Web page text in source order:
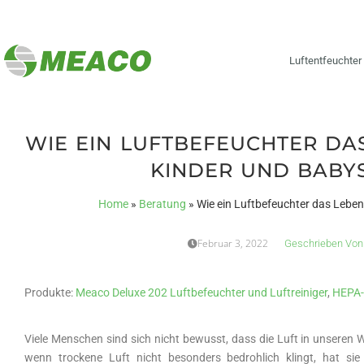
Luftentfeuchter
WIE EIN LUFTBEFEUCHTER
KINDER UND
Home » Beratung »Wie ein Luftbefeuchter das
Februar 3, 2022 Geschrieben Von
Produkte: Meaco Deluxe 202 Luftbefeuchter und Luftreiniger,
Viele Menschen sind sich nicht bewusst, dass die Luft in
wenn trockene Luft nicht besonders bedrohlich klingt, hat